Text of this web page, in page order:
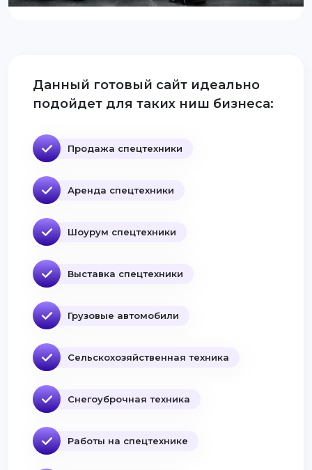
Данный готовый сайт идеально
подойдет для таких ниш бизнеса:
Продажа спецтехники
Аренда спецтехники
Шоурум спецтехники
Выставка спецтехники
Грузовые автомобили
Сельскохозяйственная техника
Снегоуброчная техника
Работы на спецтехнике